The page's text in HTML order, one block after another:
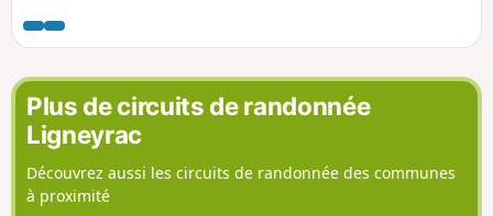
enfants, il n'y a aucune difficulté, elle se
compose de chemins encastinés, de
sous-bois et un peu de petites routes.
Elle se termine par un très joli petit
chemin en sous-bois.
Plus de circuits de randonnée
Ligneyrac
Découvrez aussi les circuits de randonnée des communes
à proximité